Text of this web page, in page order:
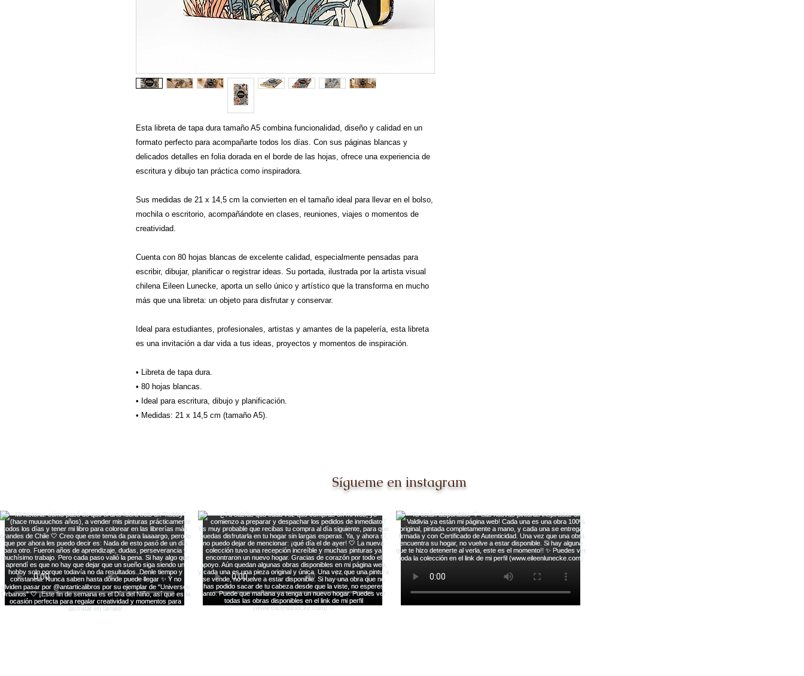
Esta libreta de tapa dura tamaño A5 combina funcionalidad, diseño y calidad en un
formato perfecto para acompañarte todos los días. Con sus páginas blancas y
delicados detalles en folia dorada en el borde de las hojas, ofrece una experiencia de
escritura y dibujo tan práctica como inspiradora.
Sus medidas de 21 x 14,5 cm la convierten en el tamaño ideal para llevar en el bolso,
mochila o escritorio, acompañándote en clases, reuniones, viajes o momentos de
creatividad.
Cuenta con 80 hojas blancas de excelente calidad, especialmente pensadas para
escribir, dibujar, planificar o registrar ideas. Su portada, ilustrada por la artista visual
chilena Eileen Lunecke, aporta un sello único y artístico que la transforma en mucho
más que una libreta: un objeto para disfrutar y conservar.
Ideal para estudiantes, profesionales, artistas y amantes de la papelería, esta libreta
es una invitación a dar vida a tus ideas, proyectos y momentos de inspiración.
• Libreta de tapa dura.
• 80 hojas blancas.
• Ideal para escritura, dibujo y planificación.
• Medidas: 21 x 14,5 cm (tamaño A5).
Sígueme en instagram